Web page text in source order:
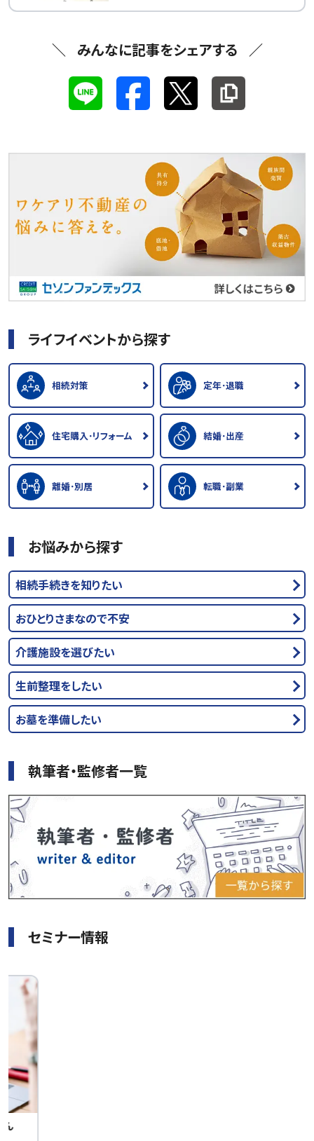
みんなに記事をシェアする
ライフイベントから探す
相続対策 定年･退職
住宅購入･リフォーム 結婚･出産
離婚･別居 転職･副業
お悩みから探す
相続手続きを知りたい
おひとりさまなので不安
介護施設を選びたい
生前整理をしたい
お墓を準備したい
執筆者・監修者一覧
セミナー情報
ん